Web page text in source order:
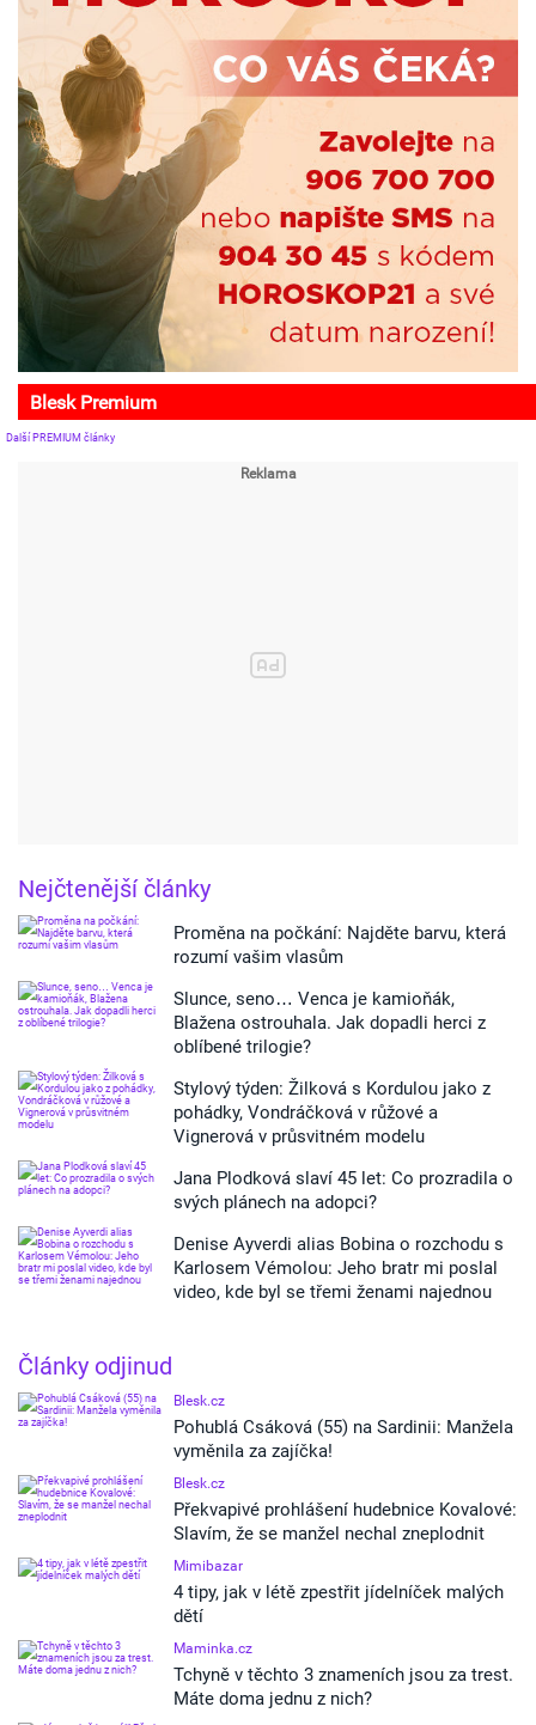
Blesk Premium
Další PREMIUM články
Nejčtenější články
Proměna na počkání: Najděte barvu, která
rozumí vašim vlasům
Slunce, seno… Venca je kamioňák,
Blažena ostrouhala. Jak dopadli herci z
oblíbené trilogie?
Stylový týden: Žilková s Kordulou jako z
pohádky, Vondráčková v růžové a
Vignerová v průsvitném modelu
Jana Plodková slaví 45 let: Co prozradila o
svých plánech na adopci?
Denise Ayverdi alias Bobina o rozchodu s
Karlosem Vémolou: Jeho bratr mi poslal
video, kde byl se třemi ženami najednou
Články odjinud
Blesk.cz
Pohublá Csáková (55) na Sardinii: Manžela
vyměnila za zajíčka!
Blesk.cz
Překvapivé prohlášení hudebnice Kovalové:
Slavím, že se manžel nechal zneplodnit
Mimibazar
4 tipy, jak v létě zpestřit jídelníček malých
dětí
Maminka.cz
Tchyně v těchto 3 znameních jsou za trest.
Máte doma jednu z nich?